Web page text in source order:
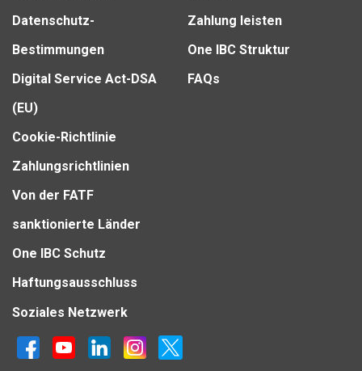
Datenschutz-
Bestimmungen
Digital Service Act-DSA
(EU)
Cookie-Richtlinie
Zahlungsrichtlinien
Von der FATF
sanktionierte Länder
One IBC Schutz
Haftungsausschluss
Zahlung leisten
One IBC Struktur
FAQs
Soziales Netzwerk